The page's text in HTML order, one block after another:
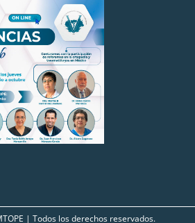
| Todos los derechos reservados.